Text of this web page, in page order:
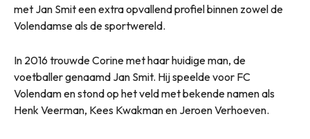
met Jan Smit een extra opvallend profiel binnen zowel de
Volendamse als de sportwereld.
In 2016 trouwde Corine met haar huidige man, de
voetballer genaamd Jan Smit. Hij speelde voor FC
Volendam en stond op het veld met bekende namen als
Henk Veerman, Kees Kwakman en Jeroen Verhoeven.